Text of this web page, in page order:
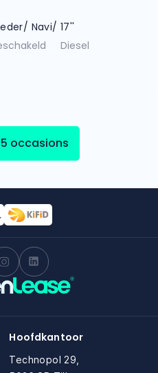
Navi/ 17''
Diesel
occasions
Hoofdkantoor
Technopol 29,